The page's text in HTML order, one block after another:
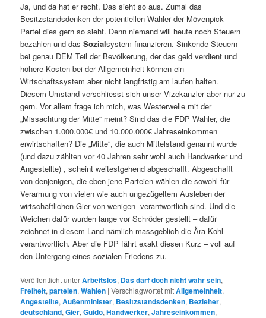
Ja, und da hat er recht. Das sieht so aus. Zumal das
Besitzstandsdenken der potentiellen Wähler der Mövenpick-
Partei dies gern so sieht. Denn niemand will heute noch Steuern
bezahlen und dasSozialsystem finanzieren. Sinkende Steuern
bei genau DEM Teil der Bevölkerung, der das geld verdient und
höhere Kosten bei der Allgemeinheit können ein
Wirtschaftssystem aber nicht langfristig am laufen halten.
Diesem Umstand verschliesst sich unser Vizekanzler aber nur zu
gern. Vor allem frage ich mich, was Westerwelle mit der
„Missachtung der Mitte“ meint? Sind das die FDP Wähler, die
zwischen 1.000.000€ und 10.000.000€ Jahreseinkommen
erwirtschaften? Die „Mitte“, die auch Mittelstand genannt wurde
(und dazu zählten vor 40 Jahren sehr wohl auch Handwerker und
Angestellte) , scheint weitestgehend abgeschafft. Abgeschafft
von denjenigen, die eben jene Parteien wählen die sowohl für
Verarmung von vielen wie auch ungezügeltem Ausleben der
wirtschaftlichen Gier von wenigen verantwortlich sind. Und die
Weichen dafür wurden lange vor Schröder gestellt – dafür
zeichnet in diesem Land nämlich massgeblich die Ära Kohl
verantwortlich. Aber die FDP fährt exakt diesen Kurz – voll auf
den Untergang eines sozialen Friedens zu.
Veröffentlicht unterArbeitslos, Das darf doch nicht wahr sein,
Freiheit,parteien,Wahlen |Verschlagwortet mitAllgemeinheit,
Angestellte,Außenminister, Besitzstandsdenken, Bezieher,
deutschland,Gier,Guido,Handwerker,Jahreseinkommen,